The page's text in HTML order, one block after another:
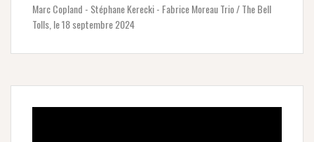
Marc Copland - Stéphane Kerecki - Fabrice Moreau Trio / The Bell
Tolls, le 18 septembre 2024